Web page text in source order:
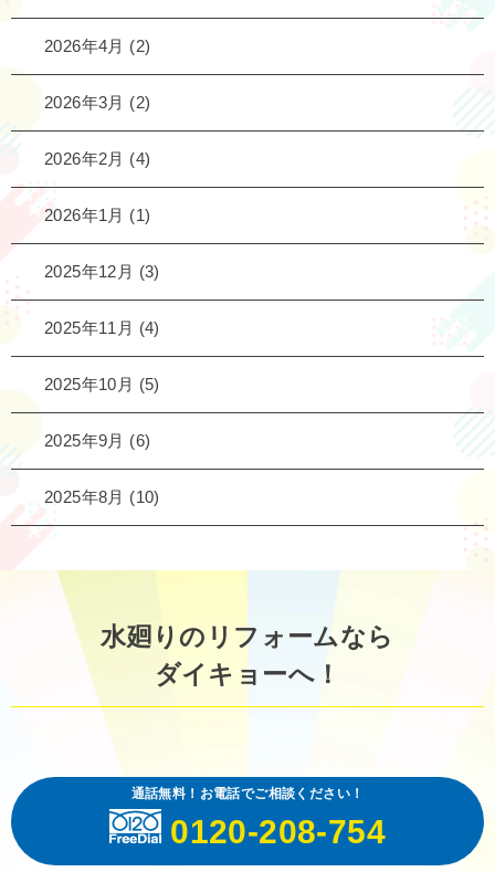
2026年4月 (2)
2026年3月 (2)
2026年2月 (4)
2026年1月 (1)
2025年12月 (3)
2025年11月 (4)
2025年10月 (5)
2025年9月 (6)
2025年8月 (10)
水廻りのリフォームなら
ダイキョーへ！
通話無料！お電話でご相談ください！
0120-208-754